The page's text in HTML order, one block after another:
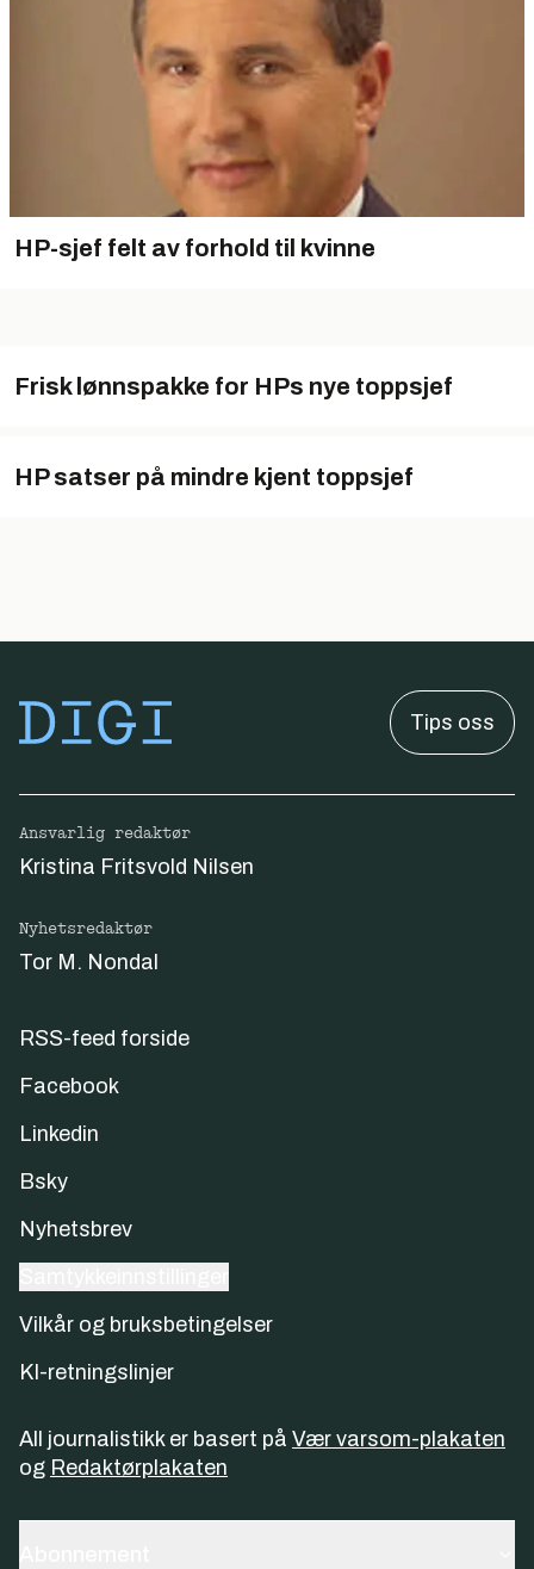
HP-sjef felt av forhold til kvinne
Frisk lønnspakke for HPs nye toppsjef
HP satser på mindre kjent toppsjef
Tips oss
Ansvarlig redaktør
Kristina Fritsvold Nilsen
Nyhetsredaktør
Tor M. Nondal
RSS-feed forside
Facebook
Linkedin
Bsky
Nyhetsbrev
Vilkår og bruksbetingelser
KI-retningslinjer
All journalistikk er basert på Vær varsom-plakaten
og Redaktørplakaten